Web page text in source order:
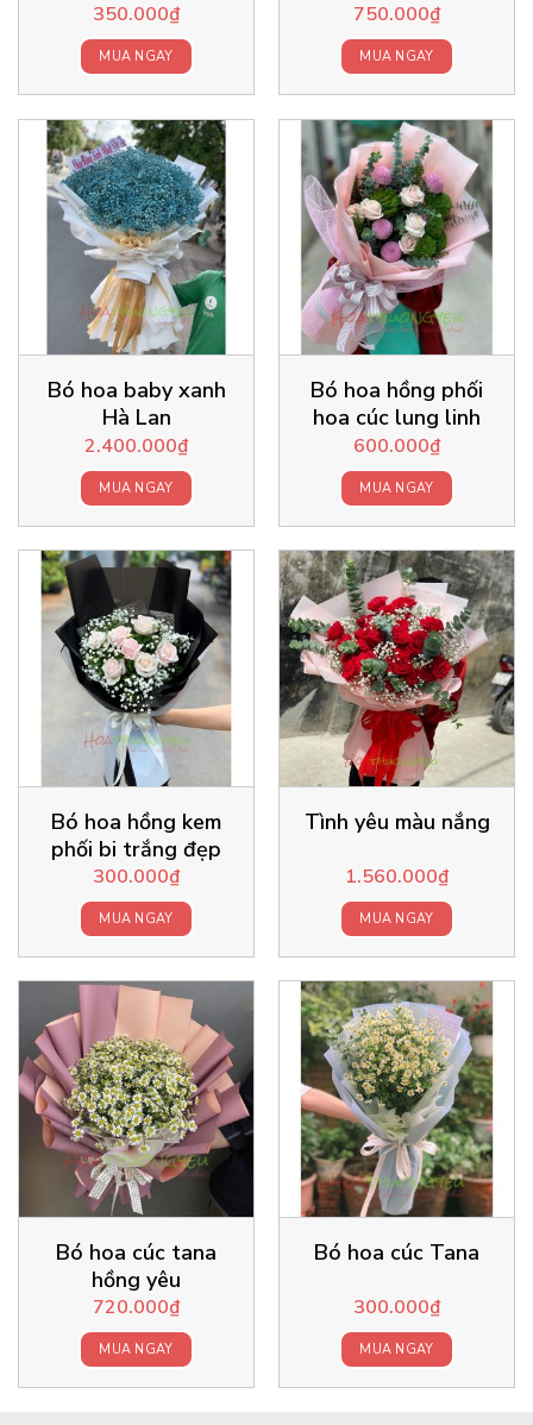
350.000₫
MUA NGAY
750.000₫
MUA NGAY
Bó hoa baby xanh
Hà Lan
2.400.000₫
MUA NGAY
Bó hoa hồng phối
hoa cúc lung linh
600.000₫
MUA NGAY
Bó hoa hồng kem
phối bi trắng đẹp
300.000₫
MUA NGAY
Tình yêu màu nắng
1.560.000₫
MUA NGAY
Bó hoa cúc tana
hồng yêu
720.000₫
MUA NGAY
Bó hoa cúc Tana
300.000₫
MUA NGAY